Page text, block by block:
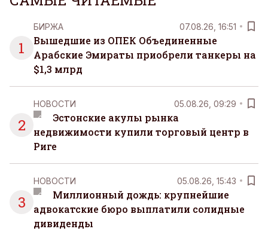
1
БИРЖА 07.08.26, 16:51
Вышедшие из ОПЕК Объединенные
Арабские Эмираты приобрели танкеры на
$1,3 млрд
2
НОВОСТИ 05.08.26, 09:29
Эстонские акулы рынка
недвижимости купили торговый центр в
Риге
3
НОВОСТИ 05.08.26, 15:43
Миллионный дождь: крупнейшие
адвокатские бюро выплатили солидные
дивиденды